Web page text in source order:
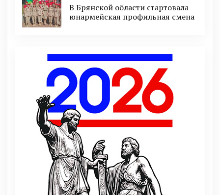
В Брянской области стартовала
юнармейская профильная смена